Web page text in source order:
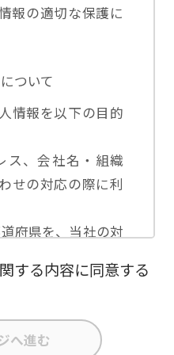
報の適切な保護に
ついて
情報を以下の目的
ス、会社名・組織
せの対応の際に利
府県を、当社の対
いたします。
集計分析を行い、
す。
ス、会社名・組織
する内容に同意する